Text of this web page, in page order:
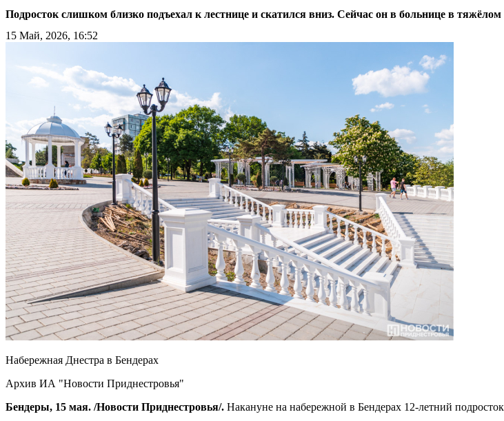
Подросток слишком близко подъехал к лестнице и скатился вниз. Сейчас он в больнице в тяжёлом
15 Май, 2026, 16:52
Набережная Днестра в Бендерах
Архив ИА "Новости Приднестровья"
Бендеры, 15 мая. /Новости Приднестровья/. Накануне на набережной в Бендерах 12-летний